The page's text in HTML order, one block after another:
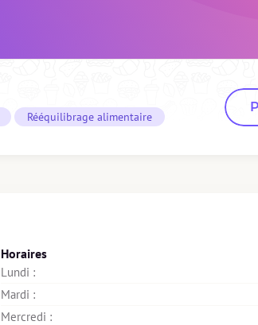
Rééquilibrage alimentaire
Horaires
Lundi :
Mardi :
Mercredi :